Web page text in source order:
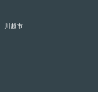
川越市